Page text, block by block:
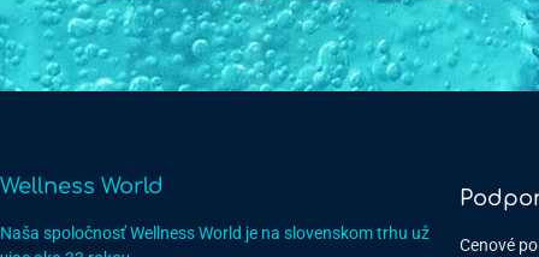
Wellness World
Naša spoločnosť Wellness World je na slovenskom trhu už
Cenové